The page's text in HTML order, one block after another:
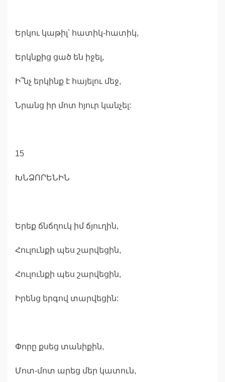
Երկու կաթիլ՝ հատիկ-հատիկ,
Երկնքից ցած են իջել,
Ի՞նչ երկինք է հայելու մեջ,
Նրանց իր մոտ հյուր կանչել:
15
ԽՆՁՈՐԵՆԻՆ
Երեք ճնճղուկ իմ ճյուղին,
Հուլունքի պես շարվեցին,
Հուլունքի պես շարվեցին,
Իրենց երգով տարվեցին:
Փորը քսեց տանիքին,
Մոտ-մոտ արեց մեր կատուն,